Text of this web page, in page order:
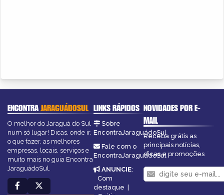
ENCONTRAJARAGUÁDOSUL
O melhor do Jaraguá do Sul
num só lugar! Dicas, onde ir,
o que fazer, as melhores
empresas, locais, serviços e
muito mais no guia Encontra
JaraguádoSul.
LINKS RÁPIDOS
Sobre
EncontraJaraguádoSul
Fale com o
EncontraJaraguádoSul
ANUNCIE:
Com
destaque |
NOVIDADES POR E-
MAIL
Receba grátis as
principais notícias,
dicas e promoções